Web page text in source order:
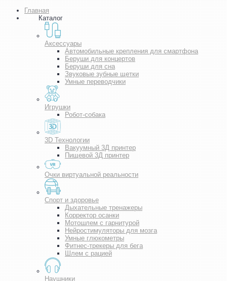
Главная
Каталог
Аксессуары
Автомобильные крепления для смартфона
Беруши для концертов
Беруши для сна
Звуковые зубные щетки
Умные переводчики
Игрушки
Робот-собака
3D Технологии
Вакуумный 3Д принтер
Пищевой 3Д принтер
Очки виртуальной реальности
Спорт и здоровье
Дыхательные тренажеры
Корректор осанки
Мотошлем с гарнитурой
Нейростимуляторы для мозга
Умные глюкометры
Фитнес-трекеры для бега
Шлем с рацией
Наушники